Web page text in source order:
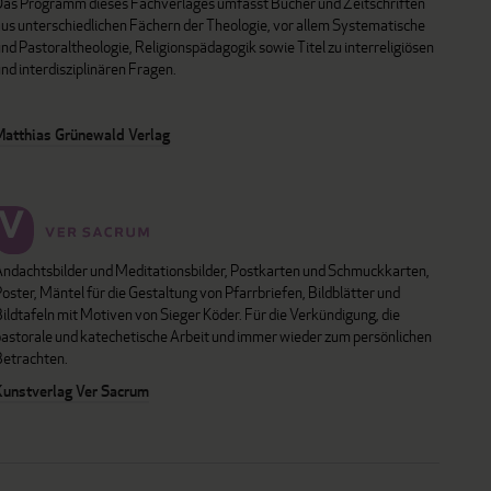
unterschiedlichen Fächern der Theologie, vor allem Systematische
Pastoraltheologie, Religionspädagogik sowie Titel zu interreligiösen
interdisziplinären Fragen.
Grünewald Verlag
und Meditationsbilder, Postkarten und Schmuckkarten,
Mäntel für die Gestaltung von Pfarrbriefen, Bildblätter und
mit Motiven von Sieger Köder. Für die Verkündigung, die
und katechetische Arbeit und immer wieder zum persönlichen
Ver Sacrum